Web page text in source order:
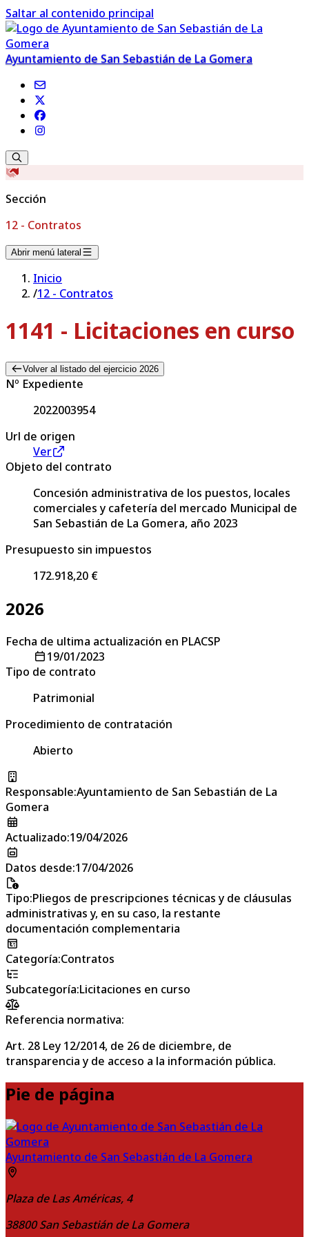
Saltar al contenido principal
Ayuntamiento de San Sebastián de La Gomera
Sección
12 - Contratos
Abrir menú lateral
Inicio
/12 - Contratos
1141 - Licitaciones en curso
Volver al listado del ejercicio 2026
Nº Expediente
2022003954
Url de origen
Ver
Objeto del contrato
Concesión administrativa de los puestos, locales
comerciales y cafetería del mercado Municipal de
San Sebastián de La Gomera, año 2023
Presupuesto sin impuestos
172.918,20 €
2026
Fecha de ultima actualización en PLACSP
19/01/2023
Tipo de contrato
Patrimonial
Procedimiento de contratación
Abierto
Responsable:Ayuntamiento de San Sebastián de La
Gomera
Actualizado:19/04/2026
Datos desde:17/04/2026
Tipo:Pliegos de prescripciones técnicas y de cláusulas
administrativas y, en su caso, la restante
documentación complementaria
Categoría:Contratos
Subcategoría:Licitaciones en curso
Referencia normativa:
Art. 28 Ley 12/2014, de 26 de diciembre, de
transparencia y de acceso a la información pública.
Pie de página
Ayuntamiento de San Sebastián de La Gomera
Plaza de Las Américas, 4
38800 San Sebastián de La Gomera